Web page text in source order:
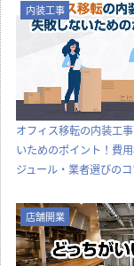
カテゴリー別に見る
店舗設計
内装工事
知識
その他
内装工事